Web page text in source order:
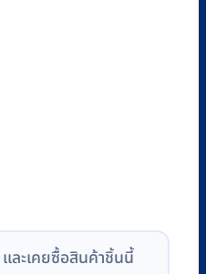
และเคยซื้อสินค้าชิ้นนี้